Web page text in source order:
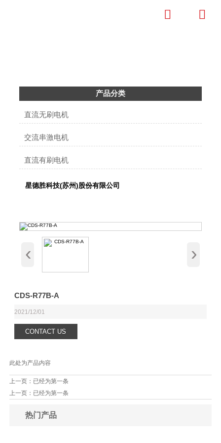
 
产品分类
直流无刷电机
交流串激电机
直流有刷电机
星德胜科技(苏州)股份有限公司
‹ ›
CDS-R77B-A
2021/12/01
CONTACT US
此处为产品内容
上一页：已经为第一条
上一页：已经为第一条
热门产品